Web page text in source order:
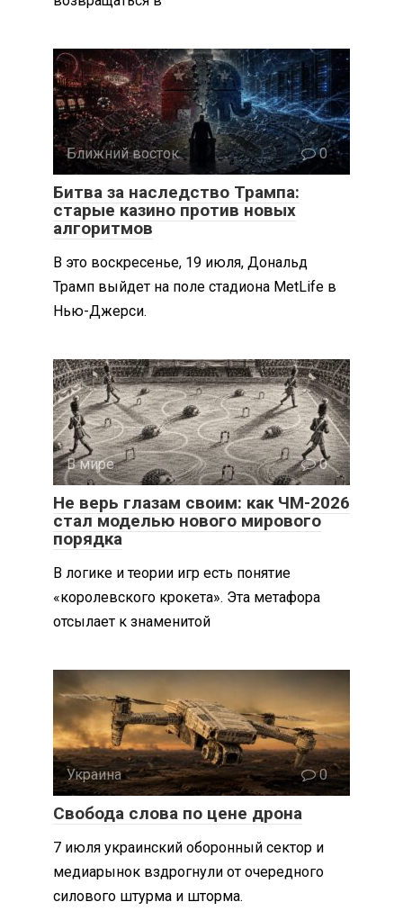
Ближний восток 0
Битва за наследство Трампа:
старые казино против новых
алгоритмов
В это воскресенье, 19 июля, Дональд
Трамп выйдет на поле стадиона MetLife в
Нью-Джерси.
В мире 0
Не верь глазам своим: как ЧМ-2026
стал моделью нового мирового
порядка
В логике и теории игр есть понятие
«королевского крокета». Эта метафора
отсылает к знаменитой
Украина 0
Свобода слова по цене дрона
7 июля украинский оборонный сектор и
медиарынок вздрогнули от очередного
силового штурма и шторма.